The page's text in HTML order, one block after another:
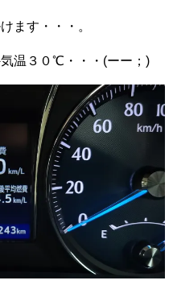
ます・・・。
温３０℃・・・(ーー；)